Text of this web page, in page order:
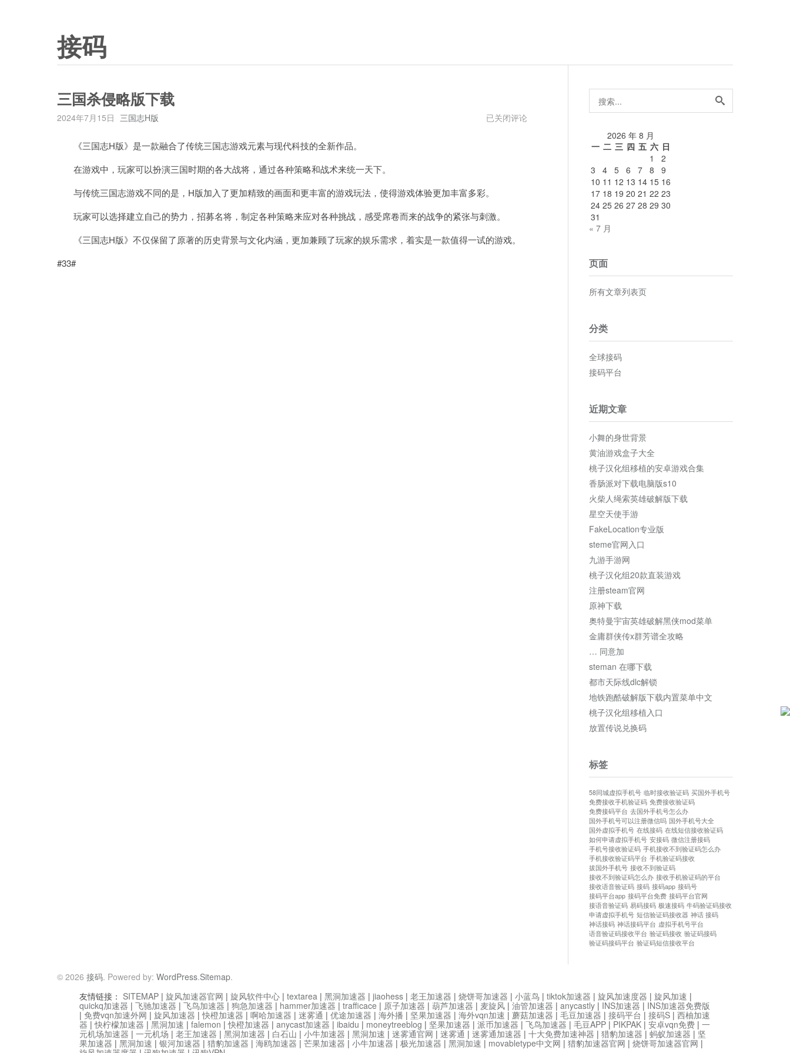
接码
三国杀侵略版下载
2024年7月15日 三国志H版
三
已关闭评论
《三国志H版》是一款融合了传统三国志游戏元素与现代科技的全新作品。
在游戏中，玩家可以扮演三国时期的各大战将，通过各种策略和战术来统一天下。
与传统三国志游戏不同的是，H版加入了更加精致的画面和更丰富的游戏玩法，使得游戏体验更加丰富多彩。
玩家可以选择建立自己的势力，招募名将，制定各种策略来应对各种挑战，感受席卷而来的战争的紧张与刺激。
《三国志H版》不仅保留了原著的历史背景与文化内涵，更加兼顾了玩家的娱乐需求，着实是一款值得一试的游戏。
#33#
搜
索...
2026 年 8 月
一 二 三 四 五 六 日
1
2
3
4 5 6 7 8
9
10 11 12 13 14 15 16
17 18 19 20 21 22 23
24 25 26 27 28 29 30
31
« 7 月
页面
所有文章列表页
分类
全球接码
接码平台
近期文章
小舞的身世背景
黄油游戏盒子大全
桃子汉化组移植的安卓游戏合集
香肠派对下载电脑版s10
火柴人绳索英雄破解版下载
星空天使手游
FakeLocation专业版
steme官网入口
九游手游网
桃子汉化组20款直装游戏
注册steam官网
原神下载
奥特曼宇宙英雄破解黑侠mod菜单
金庸群侠传x群芳谱全攻略
… 同意加
steman 在哪下载
都市天际线dlc解锁
地铁跑酷破解版下载内置菜单中文
桃子汉化组移植入口
放置传说兑换码
标签
58同城虚拟手机号 临时接收验证码 买国外手机号
免费接收手机验证码 免费接收验证码
免费接码平台 去国外手机号怎么办
国外手机号可以注册微信吗 国外手机号大全
国外虚拟手机号 在线接码 在线短信接收验证码
如何申请虚拟手机号 安接码 微信注册接码
手机号接收验证码 手机接收不到验证码怎么办
手机接收验证码平台 手机验证码接收
拔国外手机号 接收不到验证码
接收不到验证码怎么办 接收手机验证码的平台
接收语音验证码 接码 接码app 接码号
接码平台app 接码平台免费 接码平台官网
接语音验证码 易码接码 极速接码 牛码验证码接收
申请虚拟手机号 短信验证码接收器 神话 接码
神话接码 神话接码平台 虚拟手机号平台
语音验证码接收平台 验证码接收 验证码接码
验证码接码平台 验证码短信接收平台
© 2026 接码. Powered by: WordPress.Sitemap.
友情链接： SITEMAP | 旋风加速器官网 | 旋风软件中心 | textarea | 黑洞加速器 | jiaohess | 老王加速器 | 烧饼哥加速器 | 小蓝鸟 | tiktok加速器 | 旋风加速度器 | 旋风加速 |
quickq加速器 | 飞驰加速器 | 飞鸟加速器 | 狗急加速器 | hammer加速器 | trafficace | 原子加速器 | 葫芦加速器 | 麦旋风 | 油管加速器 | anycastly | INS加速器 | INS加速器免费版
| 免费vqn加速外网 | 旋风加速器 |快橙加速器 | 啊哈加速器 | 迷雾通 | 优途加速器 | 海外播 | 坚果加速器 | 海外vqn加速 | 蘑菇加速器 | 毛豆加速器 | 接码平台 | 接码S | 西柚加速
器 |快柠檬加速器 | 黑洞加速 | falemon |快橙加速器 | anycast加速器 | ibaidu | moneytreeblog | 坚果加速器 | 派币加速器 | 飞鸟加速器 | 毛豆APP | PIKPAK | 安卓vqn免费 | 一
元机场加速器 | 一元机场 | 老王加速器 | 黑洞加速器 | 白石山 | 小牛加速器 | 黑洞加速 | 迷雾通官网 | 迷雾通 | 迷雾通加速器 | 十大免费加速神器 | 猎豹加速器 | 蚂蚁加速器 | 坚
果加速器 | 黑洞加速 | 银河加速器 | 猎豹加速器 | 海鸥加速器 | 芒果加速器 | 小牛加速器 | 极光加速器 | 黑洞加速 | movabletype中文网 | 猎豹加速器官网 | 烧饼哥加速器官网 |